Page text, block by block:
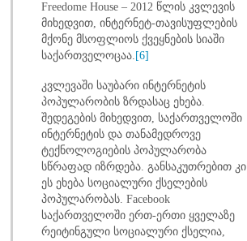
Freedome House – 2012 წლის კვლევის
მიხედვით, ინტერნეტ-თავისუფლების
მქონე მსოფლიოს ქვეყნების სიაში
საქართველოცაა. [6]
კვლევაში საუბარი ინტერნეტის
პოპულარობის ზრდასაც ეხება.
შედეგების მიხედვით, საქართველოში
ინტერნეტის და თანამედროვე
ტექნოლოგიების პოპულარობა
სწრაფად იზრდება. განსაკუთრებით კი
ეს ეხება სოციალური ქსელების
პოპულარობას. Facebook
საქართველოში ერთ-ერთი ყველაზე
რეიტინგული სოციალური ქსელია,